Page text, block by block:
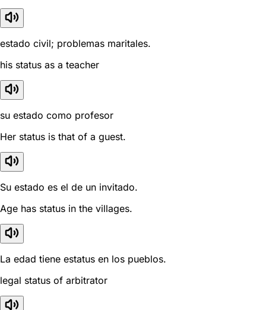
estado civil; problemas maritales.
his status as a teacher
su estado como profesor
Her status is that of a guest.
Su estado es el de un invitado.
Age has status in the villages.
La edad tiene estatus en los pueblos.
legal status of arbitrator